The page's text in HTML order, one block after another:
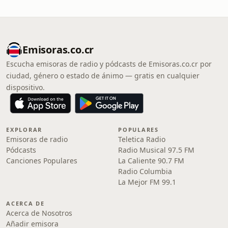
Emisoras.co.cr
Escucha emisoras de radio y pódcasts de Emisoras.co.cr por
ciudad, género o estado de ánimo — gratis en cualquier
dispositivo.
EXPLORAR
Emisoras de radio
Pódcasts
Canciones Populares
POPULARES
Teletica Radio
Radio Musical 97.5 FM
La Caliente 90.7 FM
Radio Columbia
La Mejor FM 99.1
ACERCA DE
Acerca de Nosotros
Añadir emisora